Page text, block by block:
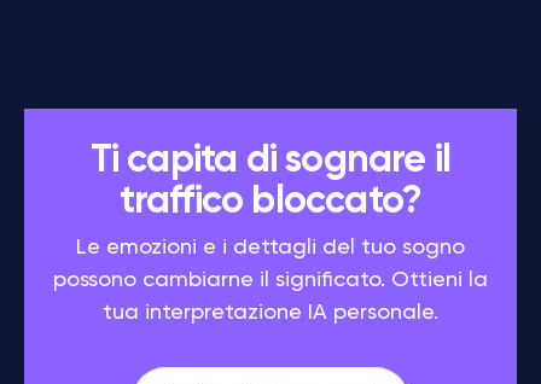
Ti capita di sognare il
traffico bloccato?
Le emozioni e i dettagli del tuo sogno
possono cambiarne il significato. Ottieni la
tua interpretazione IA personale.